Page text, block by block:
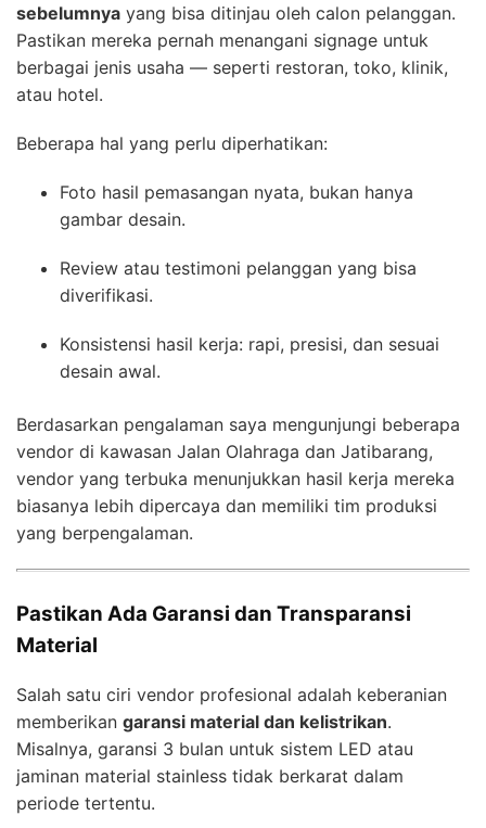
sebelumnya yang bisa ditinjau oleh calon pelanggan.
Pastikan mereka pernah menangani signage untuk
berbagai jenis usaha — seperti restoran, toko, klinik,
atau hotel.
Beberapa hal yang perlu diperhatikan:
Foto hasil pemasangan nyata, bukan hanya
gambar desain.
Review atau testimoni pelanggan yang bisa
diverifikasi.
Konsistensi hasil kerja: rapi, presisi, dan sesuai
desain awal.
Berdasarkan pengalaman saya mengunjungi beberapa
vendor di kawasan Jalan Olahraga dan Jatibarang,
vendor yang terbuka menunjukkan hasil kerja mereka
biasanya lebih dipercaya dan memiliki tim produksi
yang berpengalaman.
Pastikan Ada Garansi dan Transparansi
Material
Salah satu ciri vendor profesional adalah keberanian
memberikan garansi material dan kelistrikan.
Misalnya, garansi 3 bulan untuk sistem LED atau
jaminan material stainless tidak berkarat dalam
periode tertentu.